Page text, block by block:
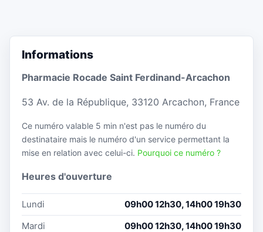
Informations
Pharmacie Rocade Saint Ferdinand-Arcachon
53 Av. de la République, 33120 Arcachon, France
Ce numéro valable 5 min n'est pas le numéro du
destinataire mais le numéro d'un service permettant la
mise en relation avec celui-ci. Pourquoi ce numéro ?
Heures d'ouverture
Lundi
09h00 12h30, 14h00 19h30
Mardi
09h00 12h30, 14h00 19h30